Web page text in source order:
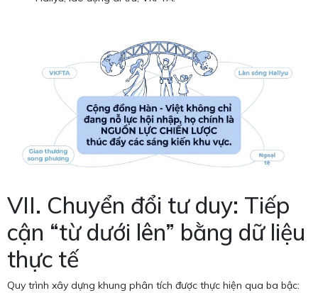
VII. Chuyển đổi tư duy: Tiếp
cận “từ dưới lên” bằng dữ liệu
thực tế
Quy trình xây dựng khung phân tích được thực hiện qua ba bậc: